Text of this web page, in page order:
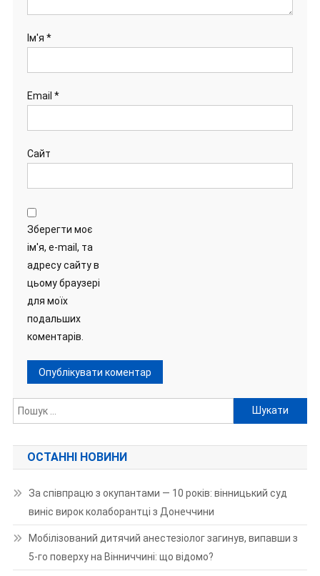
Ім'я *
Email *
Сайт
Зберегти моє
ім'я, e-mail, та
адресу сайту в
цьому браузері
для моїх
подальших
коментарів.
Пошук:
ОСТАННІ НОВИНИ
За співпрацю з окупантами — 10 років: вінницький суд
виніс вирок колаборантці з Донеччини
Мобілізований дитячий анестезіолог загинув, випавши з
5-го поверху на Вінниччині: що відомо?